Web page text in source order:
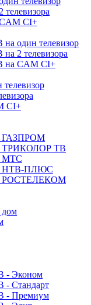
CI+
один телевизор
2 телевизора
CAM CI+
CI+
ГАЗПРОМ
ТРИКОЛОР ТВ
МТС
НТВ-ПЛЮС
РОСТЕЛЕКОМ
дом
- Эконом
- Стандарт
- Премиум